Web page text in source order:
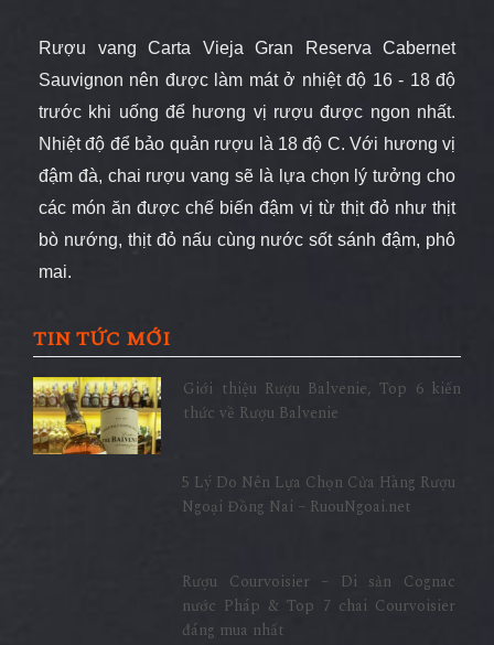
Rượu vang Carta Vieja Gran Reserva Cabernet
Sauvignon nên được làm mát ở nhiệt độ 16 - 18 độ
trước khi uống để hương vị rượu được ngon nhất.
Nhiệt độ để bảo quản rượu là 18 độ C. Với hương vị
đậm đà, chai rượu vang sẽ là lựa chọn lý tưởng cho
các món ăn được chế biến đậm vị từ thịt đỏ như thịt
bò nướng, thịt đỏ nấu cùng nước sốt sánh đậm, phô
mai.
TIN TỨC MỚI
Giới thiệu Rượu Balvenie, Top 6 kiến
thức về Rượu Balvenie
5 Lý Do Nên Lựa Chọn Cửa Hàng Rượu
Ngoại Đồng Nai – RuouNgoai.net
Rượu Courvoisier – Di sản Cognac
nước Pháp & Top 7 chai Courvoisier
đáng mua nhất